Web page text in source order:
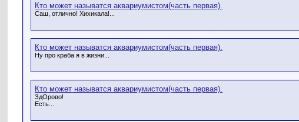
Кто может называтся аквариумистом(часть первая).
Саш, отлично! Хихикала!...
Кто может называтся аквариумистом(часть первая).
Ну про краба я в жизни...
Кто может называтся аквариумистом(часть первая).
ЗдОрово!
Есть...